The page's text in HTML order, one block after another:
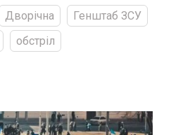
Дворічна
Генштаб ЗСУ
обстріл